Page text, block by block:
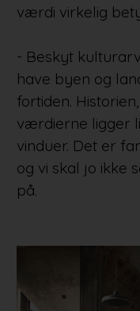
værdi virkelig
- Beskyt
have byen og
fortiden.
værdierne ligger
vinduer. Det er
og vi skal jo ikke
på.